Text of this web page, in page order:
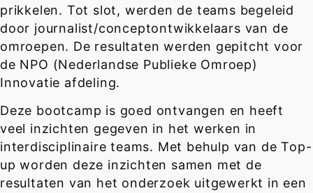
prikkelen. Tot slot, werden de teams begeleid
door journalist/conceptontwikkelaars van de
omroepen. De resultaten werden gepitcht voor
de NPO (Nederlandse Publieke Omroep)
Innovatie afdeling.
Deze bootcamp is goed ontvangen en heeft
veel inzichten gegeven in het werken in
interdisciplinaire teams. Met behulp van de Top-
up worden deze inzichten samen met de
resultaten van het onderzoek uitgewerkt in een